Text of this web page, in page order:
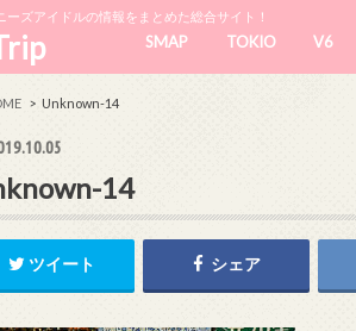
ーズアイドルの情報をまとめた総合サイト！
SMAP TOKIO V6
Unknown-14
14
ツイート シェア